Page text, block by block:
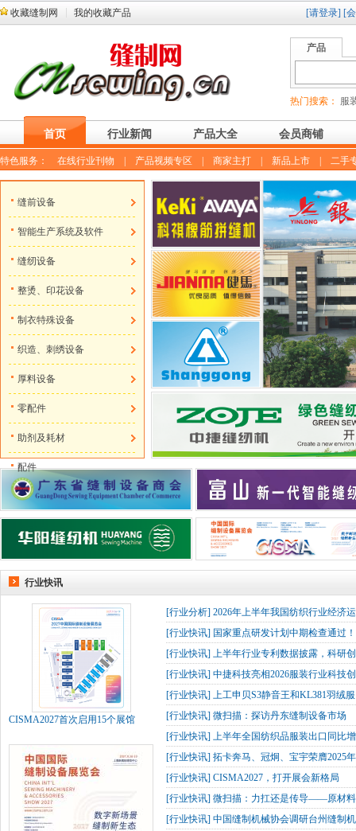
收藏缝制网 我的收藏产品 [请登录] [
产品
热门搜索： 服
首页 行业新闻 产品大全 会员商铺
特色服务： 在线行业刊物 产品视频专区 商家主打 新品上市 二手
缝前设备
智能生产系统及软件
缝纫设备
整烫、印花设备
制衣特殊设备
织造、刺绣设备
厚料设备
零配件
助剂及耗材
配件
行业快讯
CISMA2027首次启用15个展馆
[行业分析] 2026年上半年我国纺织行业经济
[行业快讯] 国家重点研发计划中期检查通过
[行业快讯] 上半年行业专利数据披露，科研
[行业快讯] 中捷科技亮相2026服装行业科技
[行业快讯] 上工申贝S3静音王和KL381羽绒
[行业快讯] 微扫描：探访丹东缝制设备市场
[行业快讯] 上半年全国纺织品服装出口同比
[行业快讯] 拓卡奔马、冠炯、宝宇荣膺2025
[行业快讯] CISMA2027，打开展会新格局
[行业快讯] 微扫描：力扛还是传导——原材
[行业快讯] 中国缝制机械协会调研台州缝制